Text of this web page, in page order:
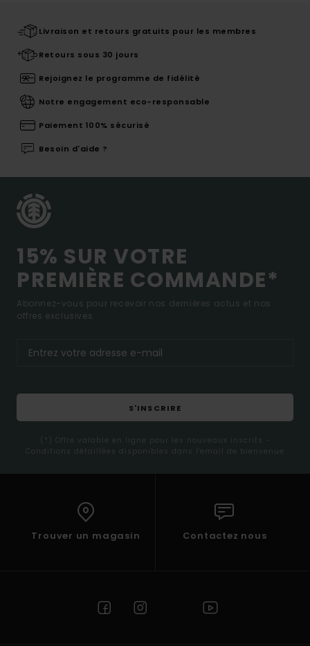
Livraison et retours gratuits pour les membres
Retours sous 30 jours
Rejoignez le programme de fidélité
Notre engagement eco-responsable
Paiement 100% sécurisé
Besoin d'aide ?
15% SUR VOTRE
PREMIÈRE COMMANDE*
Abonnez-vous pour recevoir nos dernières actus et nos
offres exclusives.
S'INSCRIRE
(*) Offre valable en ligne pour les nouveaux inscrits -
Conditions détaillées disponibles dans l'email de bienvenue
Trouver un magasin Contactez nous